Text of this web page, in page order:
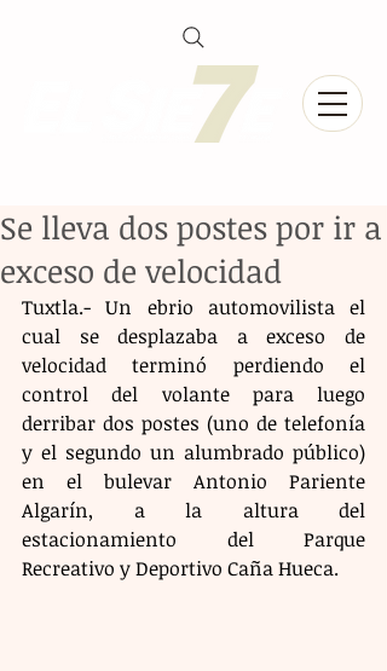
Se lleva dos postes por ir a
exceso de velocidad
Tuxtla.- Un ebrio automovilista el
cual se desplazaba a exceso de
velocidad terminó perdiendo el
control del volante para luego
derribar dos postes (uno de telefonía
y el segundo un alumbrado público)
en el bulevar Antonio Pariente
Algarín, a la altura del
estacionamiento del Parque
Recreativo y Deportivo Caña Hueca.